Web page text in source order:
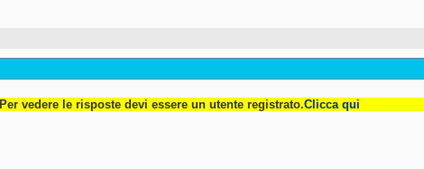
Per vedere le risposte devi essere un utente registrato.Clicca qui